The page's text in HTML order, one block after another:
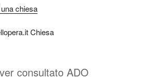
chiesa
consultato ADO